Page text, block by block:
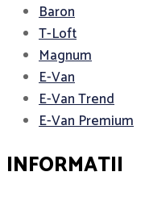
Baron
T-Loft
Magnum
E-Van
E-Van Trend
E-Van Premium
INFORMATII